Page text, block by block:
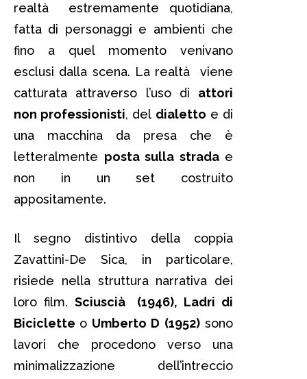
realtà estremamente quotidiana,
fatta di personaggi e ambienti che
fino a quel momento venivano
esclusi dalla scena. La realtà viene
catturata attraverso l’uso di attori
non professionisti, del dialetto e di
una macchina da presa che è
letteralmente posta sulla stradae
non in un set costruito
appositamente.
Il segno distintivo della coppia
Zavattini-De Sica, in particolare,
risiede nella struttura narrativa dei
loro film. Sciuscià (1946), Ladri di
Biciclette o Umberto D (1952)sono
lavori che procedono verso una
minimalizzazione dell’intreccio